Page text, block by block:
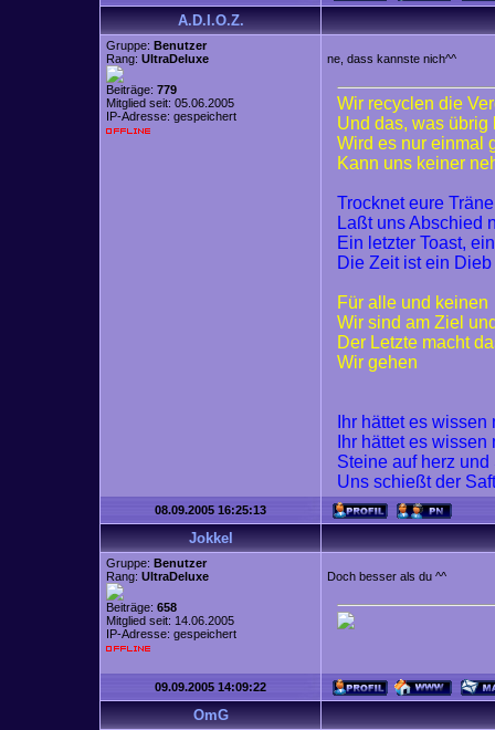
A.D.I.O.Z.
Gruppe: Benutzer
Rang: UltraDeluxe
Beiträge: 779
Mitglied seit: 05.06.2005
IP-Adresse: gespeichert
ne, dass kannste nich^^
Wir recyclen die
Und das, was übrig
Wird es nur einmal
Kann uns keiner
Trocknet eure
Laßt uns Abschied
Ein letzter Toast,
Die Zeit ist ein Dieb
Für alle und keinen
Wir sind am Ziel
Der Letzte macht
Wir gehen
Ihr hättet es wissen
Ihr hättet es wissen
Steine auf herz und
Uns schießt der
08.09.2005 16:25:13
Jokkel
Gruppe: Benutzer
Rang: UltraDeluxe
Beiträge: 658
Mitglied seit: 14.06.2005
IP-Adresse: gespeichert
Doch besser als du ^^
09.09.2005 14:09:22
OmG